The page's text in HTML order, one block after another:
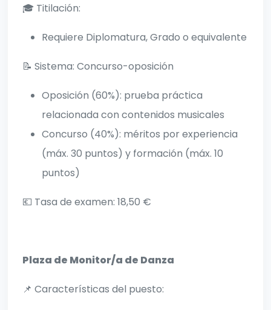
🎓 Titilación:
Requiere Diplomatura, Grado o equivalente
📝 Sistema: Concurso-oposición
Oposición (60%): prueba práctica
relacionada con contenidos musicales
Concurso (40%): méritos por experiencia
(máx. 30 puntos) y formación (máx. 10
puntos)
💶 Tasa de examen: 18,50 €
Plaza de Monitor/a de Danza
📌 Características del puesto: